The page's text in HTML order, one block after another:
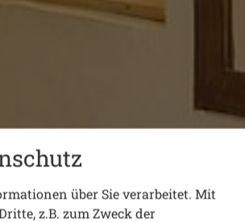
über Sie verarbeitet. Mit
z.B. zum Zweck der